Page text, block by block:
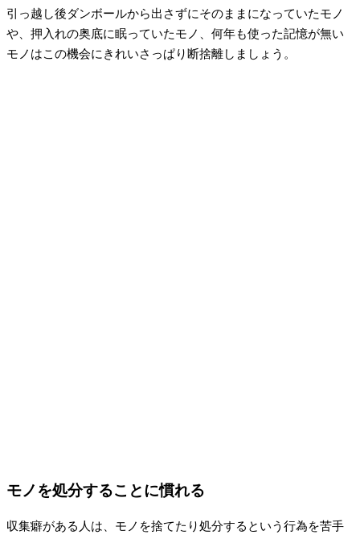
引っ越し後ダンボールから出さずにそのままになっていたモノ
や、押入れの奥底に眠っていたモノ、何年も使った記憶が無い
モノはこの機会にきれいさっぱり断捨離しましょう。
モノを処分することに慣れる
収集癖がある人は、モノを捨てたり処分するという行為を苦手